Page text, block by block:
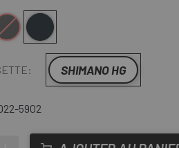
Blanc
Carbone-Noir
SHIMANO HG
5902